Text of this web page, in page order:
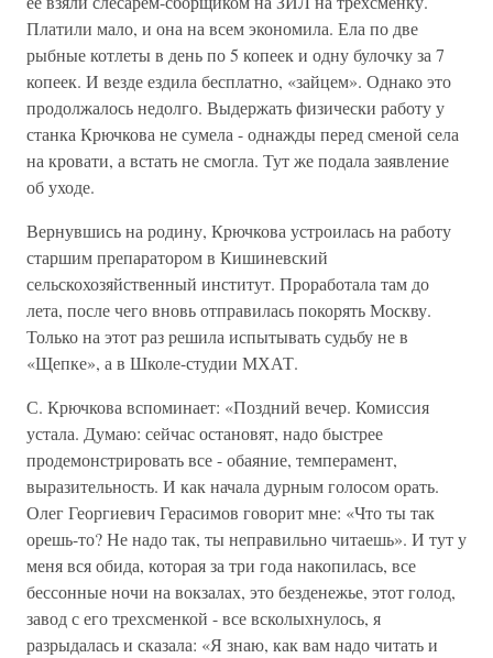
Платили мало, и она на всем экономила. Ела по две
рыбные котлеты в день по 5 копеек и одну булочку за 7
копеек. И везде ездила бесплатно, «зайцем». Однако это
продолжалось недолго. Выдержать физически работу у
станка Крючкова не сумела - однажды перед сменой села
на кровати, а встать не смогла. Тут же подала заявление
об уходе.
Вернувшись на родину, Крючкова устроилась на работу
старшим препаратором в Кишиневский
сельскохозяйственный институт. Проработала там до
лета, после чего вновь отправилась покорять Москву.
Только на этот раз решила испытывать судьбу не в
«Щепке», а в Школе-студии МХАТ.
С. Крючкова вспоминает: «Поздний вечер. Комиссия
устала. Думаю: сейчас остановят, надо быстрее
продемонстрировать все - обаяние, темперамент,
выразительность. И как начала дурным голосом орать.
Олег Георгиевич Герасимов говорит мне: «Что ты так
орешь-то? Не надо так, ты неправильно читаешь». И тут у
меня вся обида, которая за три года накопилась, все
бессонные ночи на вокзалах, это безденежье, этот голод,
завод с его трехсменкой - все всколыхнулось, я
разрыдалась и сказала: «Я знаю, как вам надо читать и